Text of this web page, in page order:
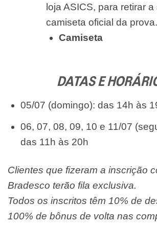
loja ASICS, para retirar a
camiseta oficial da prova.
Camiseta
DATAS E
05/07 (domingo): das 14h às
06, 07, 08, 09, 10 e 11/07
das 11h às 20h
Clientes que fizeram a inscrição
Bradesco terão fila exclusiva.
Todos os inscritos têm 10% de
100% de bônus de volta nas